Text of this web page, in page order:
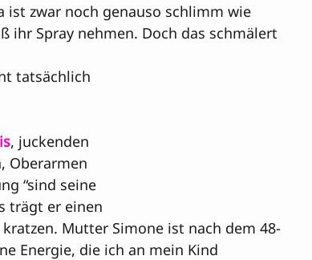
ist zwar noch genauso schlimm wie
ihr Spray nehmen. Doch das schmälert
tatsächlich
, juckenden
Oberarmen
“sind seine
trägt er einen
Mutter Simone ist nach dem 48-
Energie, die ich an mein Kind